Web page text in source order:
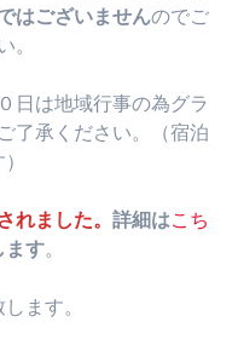
はございませんのでご
。
日は地域行事の為グラ
了承ください。（宿泊
れました。 詳細はこち
ます。
ます。